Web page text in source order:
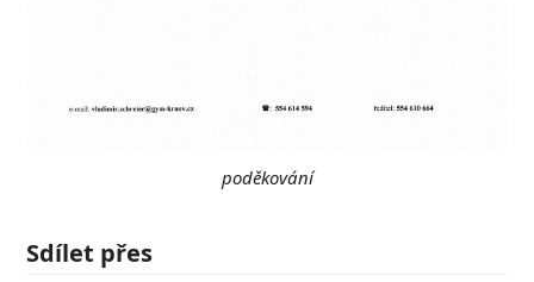
poděkování
Sdílet přes